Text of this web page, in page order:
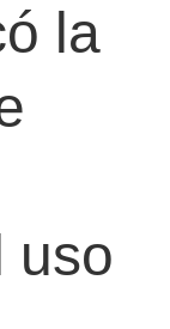
la
uso